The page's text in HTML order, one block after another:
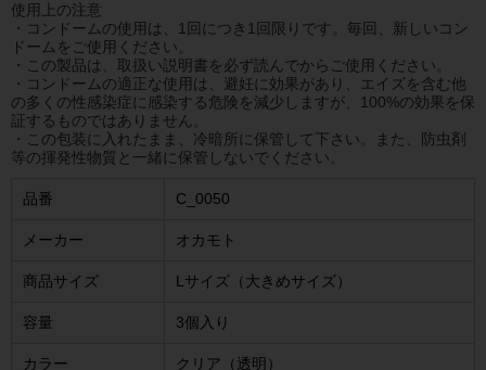
使用上の注意
・コンドームの使用は、1回につき1回限りです。毎回、新しいコン
ドームをご使用ください。
・この製品は、取扱い説明書を必ず読んでからご使用ください。
・コンドームの適正な使用は、避妊に効果があり、エイズを含む他
の多くの性感染症に感染する危険を減少しますが、100%の効果を保
証するものではありません。
・この包装に入れたまま、冷暗所に保管して下さい。また、防虫剤
等の揮発性物質と一緒に保管しないでください。
品番 C_0050
メーカー オカモト
商品サイズ Lサイズ（大きめサイズ）
容量 3個入り
カラー クリア（透明）